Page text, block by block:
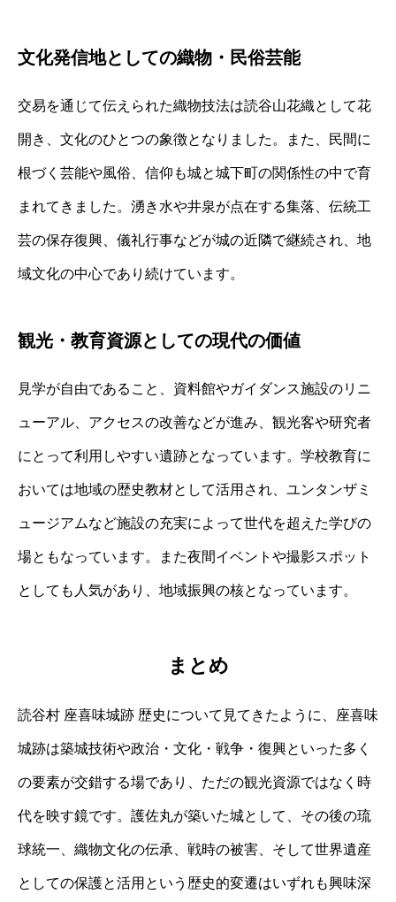
文化発信地としての織物・民俗芸能
交易を通じて伝えられた織物技法は読谷山花織として花
開き、文化のひとつの象徴となりました。また、民間に
根づく芸能や風俗、信仰も城と城下町の関係性の中で育
まれてきました。湧き水や井泉が点在する集落、伝統工
芸の保存復興、儀礼行事などが城の近隣で継続され、地
域文化の中心であり続けています。
観光・教育資源としての現代の価値
見学が自由であること、資料館やガイダンス施設のリニ
ューアル、アクセスの改善などが進み、観光客や研究者
にとって利用しやすい遺跡となっています。学校教育に
おいては地域の歴史教材として活用され、ユンタンザミ
ュージアムなど施設の充実によって世代を超えた学びの
場ともなっています。また夜間イベントや撮影スポット
としても人気があり、地域振興の核となっています。
まとめ
読谷村 座喜味城跡 歴史について見てきたように、座喜味
城跡は築城技術や政治・文化・戦争・復興といった多く
の要素が交錯する場であり、ただの観光資源ではなく時
代を映す鏡です。護佐丸が築いた城として、その後の琉
球統一、織物文化の伝承、戦時の被害、そして世界遺産
としての保護と活用という歴史的変遷はいずれも興味深